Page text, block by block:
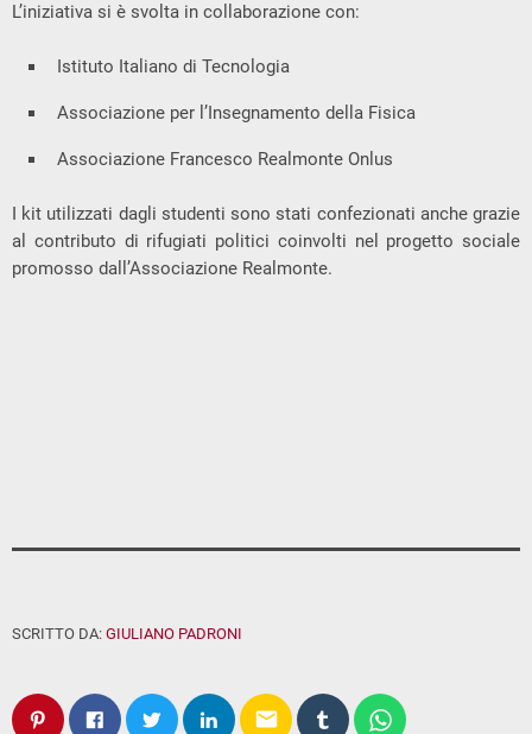
L’iniziativa si è svolta in collaborazione con:
Istituto Italiano di Tecnologia
Associazione per l’Insegnamento della Fisica
Associazione Francesco Realmonte Onlus
I kit utilizzati dagli studenti sono stati confezionati anche grazie
al contributo di rifugiati politici coinvolti nel progetto sociale
promosso dall’Associazione Realmonte.
SCRITTO DA: GIULIANO PADRONI
email